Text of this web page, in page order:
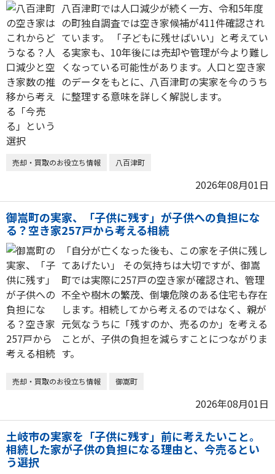
八百津町では人口減少が続く一方、令和5年度
の町独自調査では空き家候補が411件確認され
ています。 「子どもに残せばいい」と考えてい
る実家も、10年後には売却や管理が今より難し
くなっている可能性があります。人口と空き家
のデータをもとに、八百津町の実家を今のうち
に整理する意味を詳しく解説します。
売却・買取のお役立ち情報 八百津町
2026年08月01日
御嵩町の実家、「子供に残す」が子供への負担にな
る？空き家257戸から考える相続
「自分が亡くなった後も、この家を子供に残し
てあげたい」 その気持ちは大切ですが、御嵩
町では実際に257戸の空き家が確認され、管理
不全や樹木の繁茂、倒壊危険のある住宅も存在
します。相続してから考えるのではなく、親が
元気なうちに「残すのか、売るのか」を考える
ことが、子供の負担を減らすことにつながりま
す。
売却・買取のお役立ち情報 御嵩町
2026年08月01日
土岐市の実家を「子供に残す」前に考えたいこと。
相続した家が子供の負担になる理由と、今売るとい
う選択